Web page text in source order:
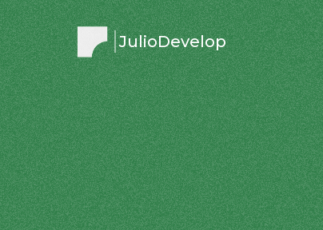
JulioDevelop